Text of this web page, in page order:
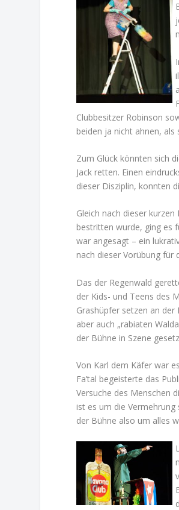
Clubbesitzer Robinson
beiden ja nicht ahnen,
Zum Glück könnten sich
Jack retten. Einen
dieser Disziplin, konnten
Gleich nach dieser
bestritten wurde, ging es
war angesagt – ein
nach dieser Vorübung für
Das der Regenwald
der Kids- und Teens des
Grashüpfer setzen an
aber auch „rabiaten
der Bühne in Szene
Von Karl dem Käfer war
Fa’tal begeisterte das
Versuche des Menschen
ist es um die
der Bühne also um alles